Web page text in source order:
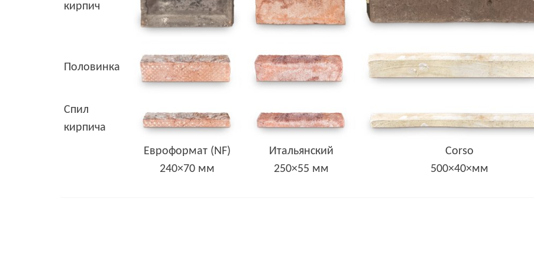
кирпич
Половинка
Спил
кирпича
Евроформат (NF)
240×70 мм
Итальянский
250×55 мм
Corso
500×40×мм